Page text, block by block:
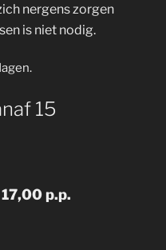
nergens zorgen
is niet nodig.
15
p.p.